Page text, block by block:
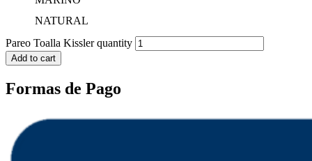
NATURAL
Pareo Toalla Kissler quantity
Add to cart
Formas de Pago